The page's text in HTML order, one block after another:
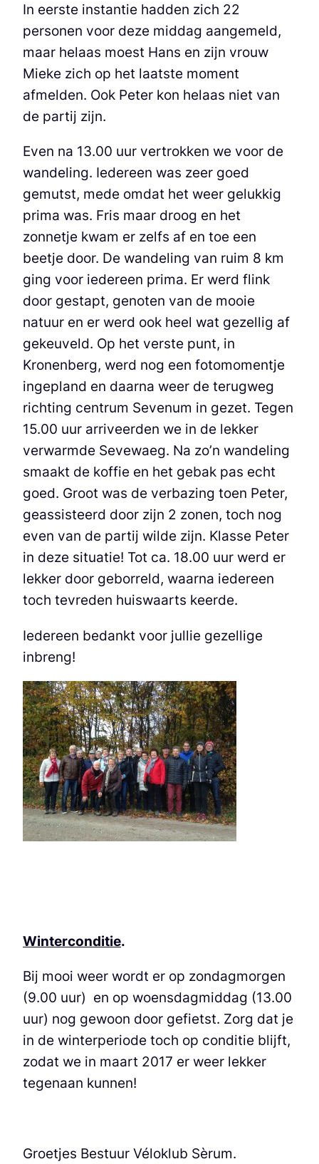
In eerste instantie hadden zich 22
personen voor deze middag aangemeld,
maar helaas moest Hans en zijn vrouw
Mieke zich op het laatste moment
afmelden. Ook Peter kon helaas niet van
de partij zijn.
Even na 13.00 uur vertrokken we voor de
wandeling. Iedereen was zeer goed
gemutst, mede omdat het weer gelukkig
prima was. Fris maar droog en het
zonnetje kwam er zelfs af en toe een
beetje door. De wandeling van ruim 8 km
ging voor iedereen prima. Er werd flink
door gestapt, genoten van de mooie
natuur en er werd ook heel wat gezellig af
gekeuveld. Op het verste punt, in
Kronenberg, werd nog een fotomomentje
ingepland en daarna weer de terugweg
richting centrum Sevenum in gezet. Tegen
15.00 uur arriveerden we in de lekker
verwarmde Sevewaeg. Na zo’n wandeling
smaakt de koffie en het gebak pas echt
goed. Groot was de verbazing toen Peter,
geassisteerd door zijn 2 zonen, toch nog
even van de partij wilde zijn. Klasse Peter
in deze situatie! Tot ca. 18.00 uur werd er
lekker door geborreld, waarna iedereen
toch tevreden huiswaarts keerde.
Iedereen bedankt voor jullie gezellige
inbreng!
Winterconditie.
Bij mooi weer wordt er op zondagmorgen
(9.00 uur) en op woensdagmiddag (13.00
uur) nog gewoon door gefietst. Zorg dat je
in de winterperiode toch op conditie blijft,
zodat we in maart 2017 er weer lekker
tegenaan kunnen!
Groetjes Bestuur Véloklub Sèrum.